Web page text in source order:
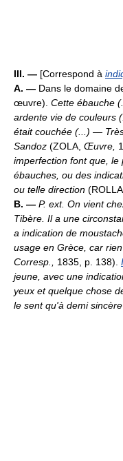
III. — [Correspond à
A. — Dans le domaine
œuvre). Cette ébauche
ardente vie de couleurs
était couchée (...) —
Sandoz (ZOLA, Œuvre,
imperfection font que,
ébauches, ou des
ou telle direction
B. — P. ext. On vient
Tibère. Il a une
a indication de
usage en Grèce, car
Corresp., 1835, p. 138).
jeune, avec une
yeux et quelque chose
le sent qu'à demi sincère